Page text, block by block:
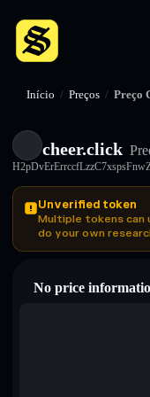
Início / Preços / Preço
cheer.click
Unverified token
Multiple tokens can
do your own
No price